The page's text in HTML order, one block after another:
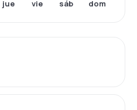
jue vie sáb dom